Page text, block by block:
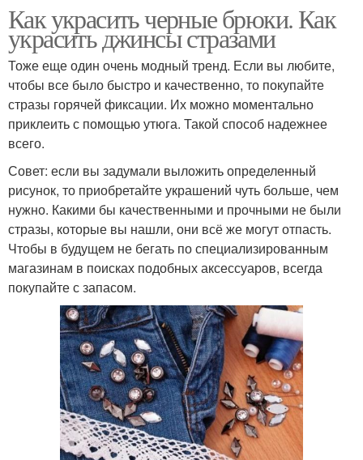
Как украсить черные брюки. Как
украсить джинсы стразами
Тоже еще один очень модный тренд. Если вы любите,
чтобы все было быстро и качественно, то покупайте
стразы горячей фиксации. Их можно моментально
приклеить с помощью утюга. Такой способ надежнее
всего.
Совет: если вы задумали выложить определенный
рисунок, то приобретайте украшений чуть больше, чем
нужно. Какими бы качественными и прочными не были
стразы, которые вы нашли, они всё же могут отпасть.
Чтобы в будущем не бегать по специализированным
магазинам в поисках подобных аксессуаров, всегда
покупайте с запасом.